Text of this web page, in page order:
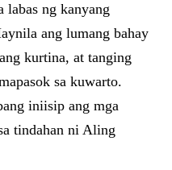
labas ng kanyang
ang lumang bahay
kurtina, at tanging
sa kuwarto.
iniisip ang mga
tindahan ni Aling